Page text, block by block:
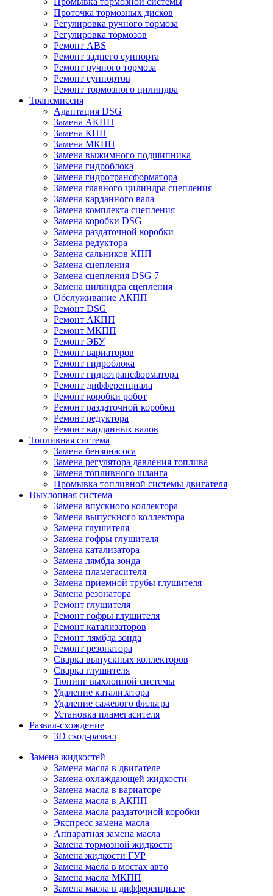
Проточка тормозных дисков
Регулировка ручного тормоза
Регулировка тормозов
Ремонт ABS
Ремонт заднего суппорта
Ремонт ручного тормоза
Ремонт суппортов
Ремонт тормозного цилиндра
Трансмиссия
Адаптация DSG
Замена АКПП
Замена КПП
Замена МКПП
Замена выжимного подшипника
Замена гидроблока
Замена гидротрансформатора
Замена главного цилиндра сцепления
Замена карданного вала
Замена комплекта сцепления
Замена коробки DSG
Замена раздаточной коробки
Замена редуктора
Замена сальников КПП
Замена сцепления
Замена сцепления DSG 7
Замена цилиндра сцепления
Обслуживание АКПП
Ремонт DSG
Ремонт АКПП
Ремонт МКПП
Ремонт ЭБУ
Ремонт вариаторов
Ремонт гидроблока
Ремонт гидротрансформатора
Ремонт дифференциала
Ремонт коробки робот
Ремонт раздаточной коробки
Ремонт редуктора
Ремонт карданных валов
Топливная система
Замена бензонасоса
Замена регулятора давления топлива
Замена топливного шланга
Промывка топливной системы двигателя
Выхлопная система
Замена впускного коллектора
Замена выпускного коллектора
Замена глушителя
Замена гофры глушителя
Замена катализатора
Замена лямбда зонда
Замена пламегасителя
Замена приемной трубы глушителя
Замена резонатора
Ремонт глушителя
Ремонт гофры глушителя
Ремонт катализаторов
Ремонт лямбда зонда
Ремонт резонатора
Сварка выпускных коллекторов
Сварка глушителя
Тюнинг выхлопной системы
Удаление катализатора
Удаление сажевого фильтра
Установка пламегасителя
Развал-схождение
3D сход-развал
Замена жидкостей
Замена масла в двигателе
Замена охлаждающей жидкости
Замена масла в вариаторе
Замена масла в АКПП
Замена масла раздаточной коробки
Экспресс замена масла
Аппаратная замена масла
Замена тормозной жидкости
Замена жидкости ГУР
Замена масла в мостах авто
Замена масла МКПП
Замена масла в дифференциале